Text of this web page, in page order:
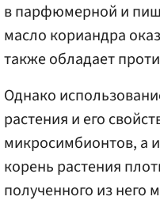
в парфюмерной и
масло кориандра
также обладает
Однако
растения и его
микросимбионтов, а
корень растения
полученного из него